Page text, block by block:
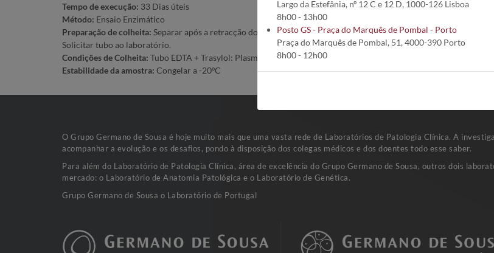
Tempo de execução: 33 Dias úteis
Método: Ensaio Enzimático
Preparação de colheita: Separar após a retracção do coagulo e congelar imediatamente.
Solicitar tubo ao laboratório.
Condições de Colheita: Tubo EDTA + Trasylol: Plasma (2 mL)
Estabilidade da amostra: Congelar a -20ºC
O Grupo Germano de Sousa é hoje muito mais que uma vasta rede de Laboratórios de Patologia Clínica. A
acompanhar a evolução e os desafios, pondo à disposição dos colegas médicos e dos doentes todo esse saber.
Para além do Laboratório de Patologia Clínica, área de excelência do Grupo Germano de Sousa, outros dois
mercado: o Laboratório de Anatomia Patológica e o Laboratório de Genética.
Grupo Germano de Sousa o Laboratório de Portugal
Largo da Estefânia, nº 12 C e 12 D, 1000-126 Lisboa
8h00 - 13h00
Posto GS - Praça do Marquês de Pombal - Porto
Praça do Marquês de Pombal, 51, 4000-390 Porto
8h00 - 12h00